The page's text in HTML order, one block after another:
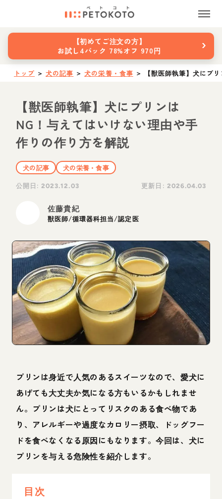
【初めてご注文の方】
お試し4パック 78%オフ 970円
›
トップ ＞ 犬の記事 ＞ 犬の栄養・食事 ＞ 【獣医師執筆】犬にプ
【獣医師執筆】犬にプリンは
NG！与えてはいけない理由や手
作りの作り方を解説
犬の記事
犬の栄養・食事
公開日:2023.12.03 更新日: 2026.04.03
佐藤貴紀
獣医師/循環器科担当/認定医
プリンは身近で人気のあるスイーツなので、愛犬に
あげても大丈夫か気になる方もいるかもしれませ
ん。プリンは犬にとってリスクのある食べ物であ
り、アレルギーや過度なカロリー摂取、ドッグフー
ドを食べなくなる原因にもなります。今回は、犬に
プリンを与える危険性を紹介します。
目次